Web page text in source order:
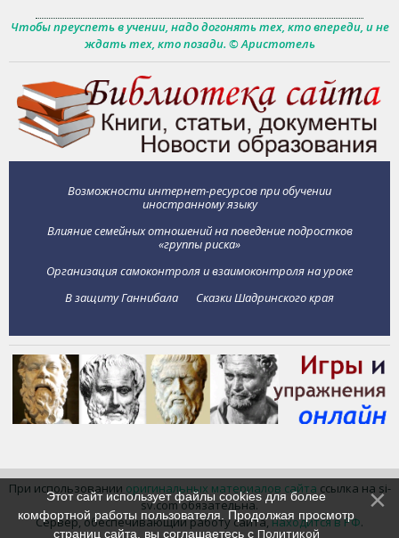
Чтобы преуспеть в учении, надо догонять тех, кто впереди, и не
ждать тех, кто позади. © Аристотель
Возможности интернет-ресурсов при обучении
иностранному языку
Влияние семейных отношений на поведение подростков
«группы риска»
Организация самоконтроля и взаимоконтроля на уроке
В защиту Ганнибала
Сказки Шадринского края
При использовании оригинальных материалов сайта ссылка на si-
sv.com обязательна.
Сервер, обеспечивающий работу сайта,находится в РФ.
Этот сайт использует файлы cookies для более
комфортной работы пользователя. Продолжая просмотр
страниц сайта, вы соглашаетесь с Политикой